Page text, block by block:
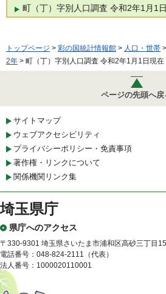
町（丁）字別人口調査 令和2年1月1
トップページ > 彩の国統計情報館 > 人口・世帯 >
2年 > 町（丁）字別人口調査 令和2年1月1日現
ページの先頭へ戻
サイトマップ
ウェブアクセシビリティ
プライバシーポリシー・免責事項
著作権・リンクについて
関係機関リンク集
埼玉県庁
県庁へのアクセス
〒330-9301 埼玉県さいたま市浦和区高砂三丁目
電話番号：048-824-2111（代表）
法人番号：1000020110001